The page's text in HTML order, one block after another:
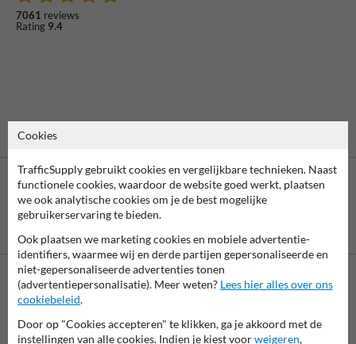
7061 reviews
Rating 9.4
is mogelijk
Neem contact op met onze productspecialist Igor!
al je vragen over onze producten en diensten.
Cookies
TrafficSupply gebruikt cookies en vergelijkbare technieken. Naast
functionele cookies, waardoor de website goed werkt, plaatsen
we ook analytische cookies om je de best mogelijke
gebruikerservaring te bieden.
Ook plaatsen we marketing cookies en mobiele advertentie-
identifiers, waarmee wij en derde partijen gepersonaliseerde en
niet-gepersonaliseerde advertenties tonen
(advertentiepersonalisatie). Meer weten? Lees hier alles over ons
cookiebeleid.
Door op "Cookies accepteren" te klikken, ga je akkoord met de
instellingen van alle cookies. Indien je kiest voorweigeren,